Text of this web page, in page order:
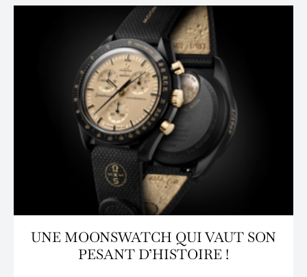
UNE MOONSWATCH QUI VAUT SON
PESANT D’HISTOIRE !